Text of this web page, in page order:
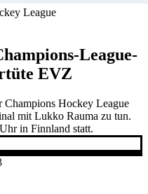
League
League-
EVZ
Champions Hockey League
mit Lukko Rauma zu tun.
in Finnland statt.